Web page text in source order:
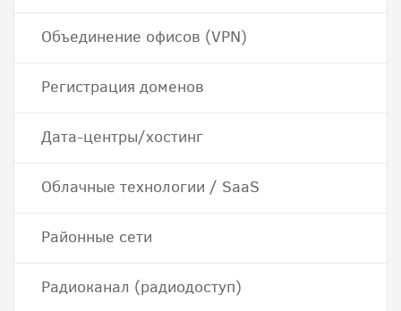
Объединение офисов (VPN)
Регистрация доменов
Дата-центры/хостинг
Облачные технологии / SaaS
Районные сети
Радиоканал (радиодоступ)